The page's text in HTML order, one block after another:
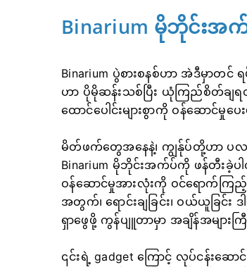
Binarium မိုဘိုင်းအ
Binarium ပွဲစားစနစ်ဟာ အဲဒီမှာတ
ဟာ ပိုမိုဆန်းသစ်ပြီး ယုံကြည်စိတ်ခ
ထောင်ပေါင်းများစွာကို ဝန်ဆောင်မှုပေ
မိတ်ဖက်တွေအနေနဲ့၊ ကျွန်ုပ်တို့ဟာ ပလ
Binarium မိုဘိုင်းအက်ပ်ကို ဖန်တီး
ဝန်ဆောင်မှုအားလုံးကို ဝင်ရောက်က
အတွက်၊ ရောင်းချခြင်း၊ ဝယ်ယူခ
ရှာဖွေဖို့ ကွန်ပျူတာမှာ အချိန်အများ
၎င်းရဲ့ gadget ကြောင့် လုပ်ငန်းဆေ